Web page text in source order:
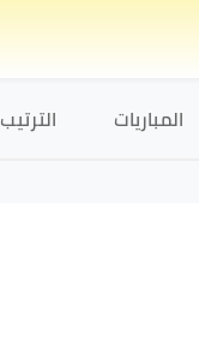
المباريات الترتيب